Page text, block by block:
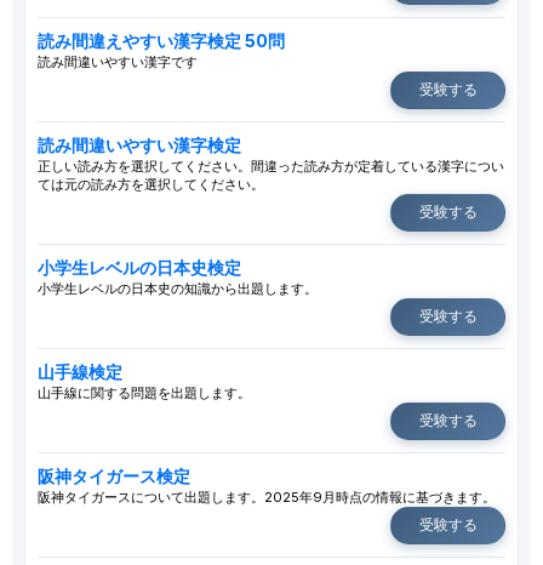
読み間違えやすい漢字検定 50問
読み間違いやすい漢字です
受験する
読み間違いやすい漢字検定
正しい読み方を選択してください。間違った読み方が定着している漢字につい
ては元の読み方を選択してください。
受験する
小学生レベルの日本史検定
小学生レベルの日本史の知識から出題します。
受験する
山手線検定
山手線に関する問題を出題します。
受験する
阪神タイガース検定
阪神タイガースについて出題します。2025年9月時点の情報に基づきます。
受験する